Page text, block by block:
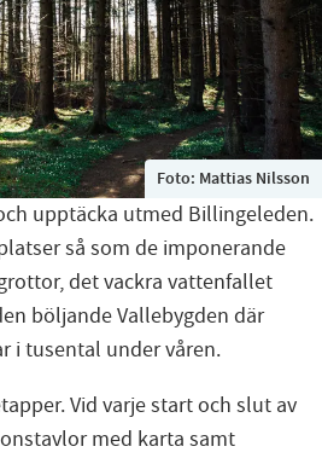
Foto: Mattias Nilsson
upptäcka utmed Billingeleden.
så som de imponerande
det vackra vattenfallet
böljande Vallebygden där
i tusental under våren.
Vid varje start och slut av
med karta samt